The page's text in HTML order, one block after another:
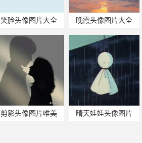
笑脸头像图片大全 晚霞头像图片大全
剪影头像图片唯美 晴天娃娃头像图片